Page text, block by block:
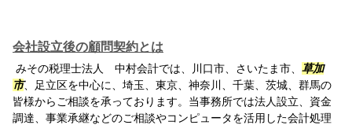
会社設立後の顧問契約とは
みその税理士法人 中村会計では、川口市、さいたま市、 草加
市、足立区を中心に、埼玉、東京、神奈川、千葉、茨城、群馬の
皆様からご相談を承っております。当事務所では法人設立、資金
調達、事業承継などのご相談やコンピュータを活用した会計処理